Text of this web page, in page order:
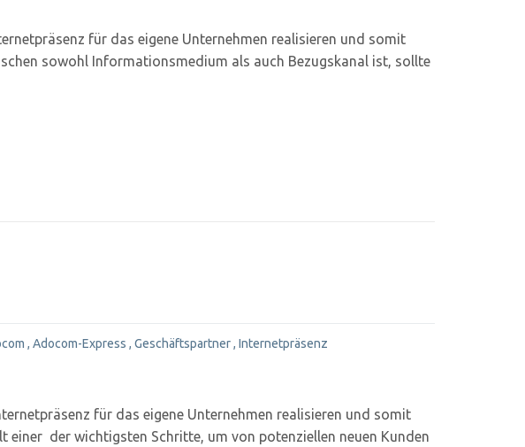
für das eigene Unternehmen realisieren und somit
sowohl Informationsmedium als auch Bezugskanal ist, sollte
, Adocom-Express , Geschäftspartner, Internetpräsenz
für das eigene Unternehmen realisieren und somit
der wichtigsten Schritte, um von potenziellen neuen Kunden